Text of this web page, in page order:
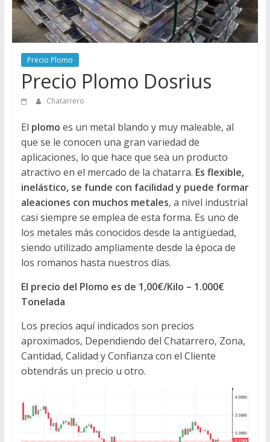
de
Chatarreros
para
vender
Chatarra
Precio Plomo
Precio Plomo Dosrius
Chatarrero
El plomo es un metal blando y muy maleable, al
que se le conocen una gran variedad de
aplicaciones, lo que hace que sea un producto
atractivo en el mercado de la chatarra. Es flexible,
inelástico, se funde con facilidad y puede formar
aleaciones con muchos metales, a nivel industrial
casi siempre se emplea de esta forma. Es uno de
los metales más conocidos desde la antigüedad,
siendo utilizado ampliamente desde la época de
los romanos hasta nuestros días.
El precio del Plomo es de 1,00€/Kilo – 1.000€
Tonelada
Los precios aquí indicados son precios
aproximados, Dependiendo del Chatarrero, Zona,
Cantidad, Calidad y Confianza con el Cliente
obtendrás un precio u otro.